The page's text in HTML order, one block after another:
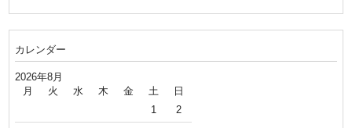
カレンダー
2026年8月
月 火 水 木 金 土 日
1 2